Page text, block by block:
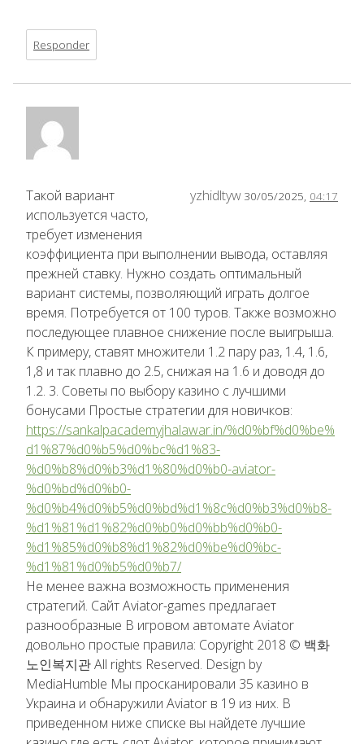
Responder
yzhidltyw 30/05/2025, 04:17
Такой вариант
используется часто,
требует изменения
коэффициента при выполнении вывода, оставляя
прежней ставку. Нужно создать оптимальный
вариант системы, позволяющий играть долгое
время. Потребуется от 100 туров. Также возможно
последующее плавное снижение после выигрыша.
К примеру, ставят множители 1.2 пару раз, 1.4, 1.6,
1,8 и так плавно до 2.5, снижая на 1.6 и доводя до
1.2. 3. Советы по выбору казино с лучшими
бонусами Простые стратегии для новичков:
https://sankalpacademyjhalawar.in/%d0%bf%d0%be%
d1%87%d0%b5%d0%bc%d1%83-
%d0%b8%d0%b3%d1%80%d0%b0-aviator-
%d0%bd%d0%b0-
%d0%b4%d0%b5%d0%bd%d1%8c%d0%b3%d0%b8-
%d1%81%d1%82%d0%b0%d0%bb%d0%b0-
%d1%85%d0%b8%d1%82%d0%be%d0%bc-
%d1%81%d0%b5%d0%b7/
Не менее важна возможность применения
стратегий. Сайт Aviator-games предлагает
разнообразные В игровом автомате Aviator
довольно простые правила: Copyright 2018 © 백화
노인복지관 All rights Reserved. Design by
MediaHumble Мы просканировали 35 казино в
Украина и обнаружили Aviator в 19 из них. В
приведенном ниже списке вы найдете лучшие